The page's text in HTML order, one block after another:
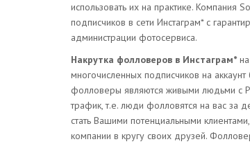
использовать их на практике. Компания
подписчиков в сети Инстаграм* с
администрации фотосервиса.
Накрутка фолловеров в Инстаграм*на
многочисленных подписчиков на
фолловеры являются живыми людьми с
трафик, т.е. люди фолловятся на вас за
стать Вашими потенциальными
компании в кругу своих друзей.